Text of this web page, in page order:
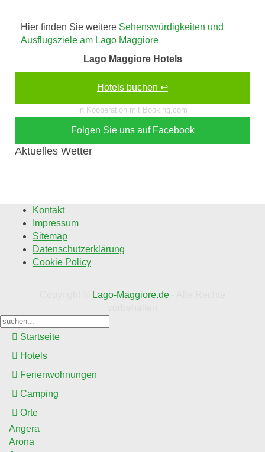
Hier finden Sie weitere Sehenswürdigkeiten und
Ausflugsziele am Lago Maggiore
Lago Maggiore Hotels
Hotels buchen ↩
in Kooperation mit Booking.com
Folgen Sie uns auf Facebook
Aktuelles Wetter
Kontakt
Impressum
Sitemap
Datenschutzerklärung
Cookie Policy
Lago-Maggiore.de
Startseite
Hotels
Ferienwohnungen
Camping
Orte
Angera
Arona